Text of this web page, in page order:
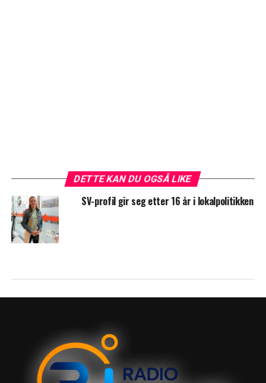
DETTE KAN DU OGSÅ LIKE
SV-profil gir seg etter 16 år i lokalpolitikken